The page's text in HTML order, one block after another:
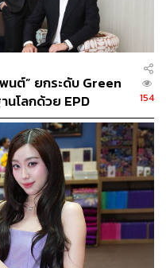
มรายละเอียดเพิ่มเติมที่
บลูกค้าสมาชิก CIMB
ได้แบบครบวงจรบน
ารเช็กคะแนน แลกรับ
านแชทตลอด 24 ชม. และ
นต์” ยกระดับ Green
นโลกด้วย EPD
Standards for
อบบ้านคุณภาพ ลด
กออกแบบที่ใส่ใจโลก
154